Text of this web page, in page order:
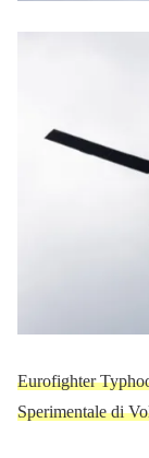
Eurofighter
Sperimentale di